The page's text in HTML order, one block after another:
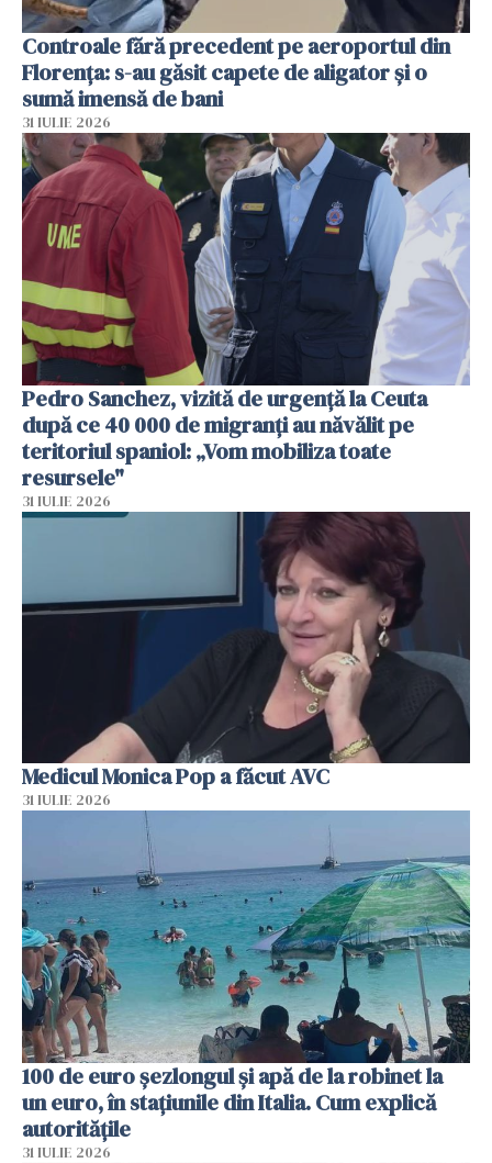
Controale fără precedent pe aeroportul din
Florența: s-au găsit capete de aligator și o
sumă imensă de bani
31 IULIE 2026
Pedro Sanchez, vizită de urgență la Ceuta
după ce 40 000 de migranți au năvălit pe
teritoriul spaniol: „Vom mobiliza toate
resursele"
31 IULIE 2026
Medicul Monica Pop a făcut AVC
31 IULIE 2026
100 de euro șezlongul și apă de la robinet la
un euro, în stațiunile din Italia. Cum explică
autoritățile
31 IULIE 2026